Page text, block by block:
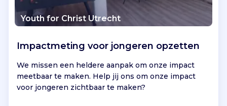
Youth for Christ Utrecht
Impactmeting voor jongeren opzetten
We missen een heldere aanpak om onze impact
meetbaar te maken. Help jij ons om onze impact
voor jongeren zichtbaar te maken?